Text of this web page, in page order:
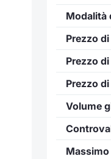
Modalità
Prezzo
Prezzo
Prezzo
Volume